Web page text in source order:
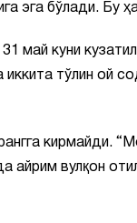
эга бўлади. Бу
май куни
тўлин ой
кирмайди.
айрим вулқон